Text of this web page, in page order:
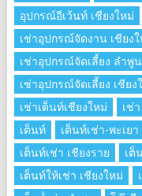
อุปกรณ์อีเว้นท์ เชียงใหม่
เช่าอุปกรณ์จัดงาน เชียง
เช่าอุปกรณ์จัดเลี้ยง ลําพูน
เช่าอุปกรณ์จัดเลี้ยง เชียง
เช่าเต็นท์เชียงใหม่
เช่
เต็นท์
เต็นท์เช่า-พะเยา
เต็นท์เช่า เชียงราย
เต็
เต็นท์ให้เช่า เชียงใหม่